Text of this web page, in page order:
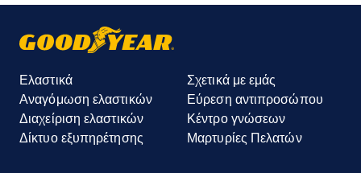
Ελαστικά
Αναγόμωση ελαστικών
Διαχείριση ελαστικών
Δίκτυο εξυπηρέτησης
Σχετικά με εμάς
Εύρεση αντιπροσώπου
Κέντρο γνώσεων
Μαρτυρίες Πελατών